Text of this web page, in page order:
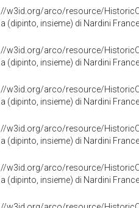
w3id.org/arco/resource/
(dipinto, insieme) di Nardini
w3id.org/arco/resource/
(dipinto, insieme) di Nardini
w3id.org/arco/resource/
(dipinto, insieme) di Nardini
w3id.org/arco/resource/
(dipinto, insieme) di Nardini
w3id.org/arco/resource/
(dipinto, insieme) di Nardini